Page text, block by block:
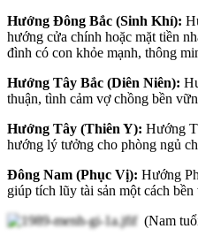
Hướng Đông Bắc (Sinh Khí):
hướng cửa chính hoặc mặt tiền
đình có con khỏe mạnh, thông
Hướng Tây Bắc (Diên Niên):
thuận, tình cảm vợ chồng bền
Hướng Tây (Thiên Y): Hướng
hướng lý tưởng cho phòng ngủ
Đông Nam (Phục Vị): Hướng
giúp tích lũy tài sản một cách
(Nam